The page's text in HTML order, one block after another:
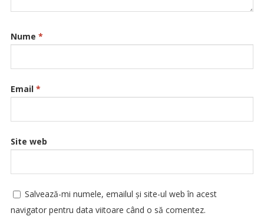
Nume *
Email *
Site web
Salvează-mi numele, emailul și site-ul web în acest
navigator pentru data viitoare când o să comentez.